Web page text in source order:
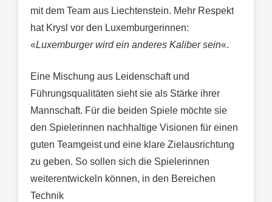
mit dem Team aus Liechtenstein. Mehr Respekt
hat Krysl vor den Luxemburgerinnen:
«Luxemburger wird ein anderes Kaliber sein«.
Eine Mischung aus Leidenschaft und
Führungsqualitäten sieht sie als Stärke ihrer
Mannschaft. Für die beiden Spiele möchte sie
den Spielerinnen nachhaltige Visionen für einen
guten Teamgeist und eine klare Zielausrichtung
zu geben. So sollen sich die Spielerinnen
weiterentwickeln können, in den Bereichen
Technik